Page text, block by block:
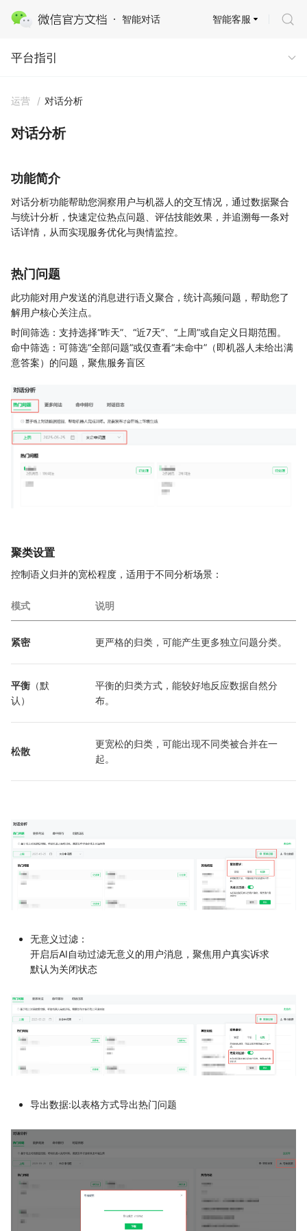
智能对话
平台指引
智能客服
平台指引
运营 / 对话分析
对话分析
功能简介
对话分析功能帮助您洞察用户与机器人的交互情况，通过数据聚合
与统计分析，快速定位热点问题、评估技能效果，并追溯每一条对
话详情，从而实现服务优化与舆情监控。
热门问题
此功能对用户发送的消息进行语义聚合，统计高频问题，帮助您了
解用户核心关注点。
时间筛选：支持选择“昨天”、“近7天”、“上周”或自定义日期范围。
命中筛选：可筛选“全部问题”或仅查看“未命中”（即机器人未给出满
意答案）的问题，聚焦服务盲区
聚类设置
控制语义归并的宽松程度，适用于不同分析场景：
模式 说明
紧密 更严格的归类，可能产生更多独立问题分类。
平衡 （默
认）
平衡的归类方式，能较好地反应数据自然分
布。
松散
更宽松的归类，可能出现不同类被合并在一
起。
无意义过滤：
开启后AI自动过滤无意义的用户消息，聚焦用户真实诉求
默认为关闭状态
导出数据:以表格方式导出热门问题